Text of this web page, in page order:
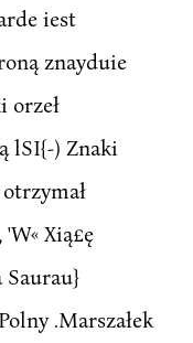
iest
znayduie
orzeł
lSI{-) Znaki
Xią£ę
Saurau}
.Marszałek